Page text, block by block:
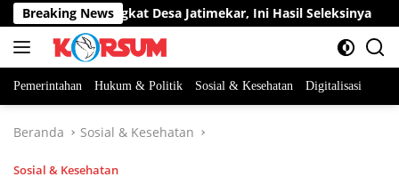
Langsung
ke
konten
Breaking News
Perangkat Desa Jatimekar, Ini Hasil Seleksinya
Pemerintahan Hukum & Politik Sosial & Kesehatan Digitalisasi
Beranda Sosial & Kesehatan
Sosial & Kesehatan